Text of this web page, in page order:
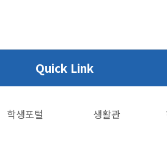
Quick Link
학생포털 생활관